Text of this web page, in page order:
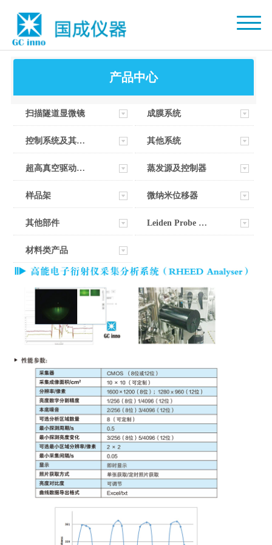
产品中心
扫描隧道显微镜 成膜系统
控制系统及其软件 其他系统
超高真空驱动器部件 蒸发源及控制器
样品架 微纳米位移器
其他部件 Leiden Probe Microscopy
材料类产品